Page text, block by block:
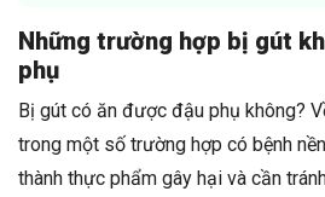
Những trường hợp bị gút
phụ
Bị gút có ăn được đậu phụ không?
trong một số trường hợp có bệnh
thành thực phẩm gây hại và cần